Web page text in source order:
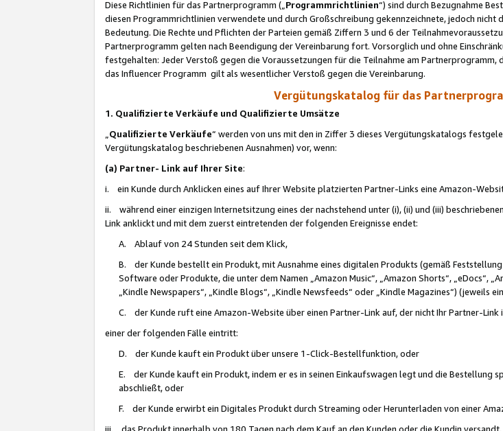
Diese Richtlinien für das Partnerprogramm („Programmrichtlinien“) sind durch Bezugnahme
diesen Programmrichtlinien verwendete und durch Großschreibung gekennzeichnete, jedoch
Bedeutung. Die Rechte und Pflichten der Parteien gemäß Ziffern 3 und 6 der
Partnerprogramm gelten nach Beendigung der Vereinbarung fort. Vorsorglich und ohne
festgehalten: Jeder Verstoß gegen die Voraussetzungen für die Teilnahme am
das Influencer Programm gilt als wesentlicher Verstoß gegen die Vereinbarung.
Vergütungskatalog für das
1. Qualifizierte Verkäufe und Qualifizierte Umsätze
Qualifizierte Verkäufe“ werden von uns mit den in Ziffer 3 dieses Vergütungskatalogs
Vergütungskatalog beschriebenen Ausnahmen) vor, wenn:
(a) Partner- Link auf Ihrer Site:
i. ein Kunde durch Anklicken eines auf Ihrer Website platzierten Partner-Links eine Amazon-
ii. während einer einzigen Internetsitzung eines der nachstehend unter (i), (ii) und (iii)
Link anklickt und mit dem zuerst eintretenden der folgenden Ereignisse endet:
A. Ablauf von 24 Stunden seit dem Klick,
B. der Kunde bestellt ein Produkt, mit Ausnahme eines digitalen Produkts (gemäß
Software oder Produkte, die unter dem Namen „Amazon Music“, „Amazon Shorts“, „eDocs“,
„Kindle Newspapers“, „Kindle Blogs“, „Kindle Newsfeeds“ oder „Kindle Magazines“) (jeweils ein
C. der Kunde ruft eine Amazon-Website über einen Partner-Link auf, der nicht Ihr Partner-Link
einer der folgenden Fälle eintritt:
D. der Kunde kauft ein Produkt über unsere 1-Click-Bestellfunktion, oder
E. der Kunde kauft ein Produkt, indem er es in seinen Einkaufswagen legt und die Bestellung
abschließt, oder
F. der Kunde erwirbt ein Digitales Produkt durch Streaming oder Herunterladen von einer
iii. das Produkt innerhalb von 180 Tagen nach dem Kauf an den Kunden oder die Kundin